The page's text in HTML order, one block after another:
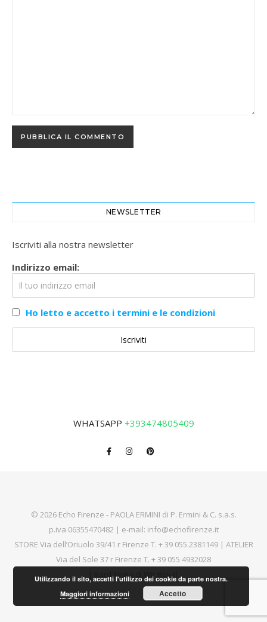
NEWSLETTER
Iscriviti alla nostra newsletter
Indirizzo email:
Ho letto e accetto i termini e le condizioni
WHATSAPP +393474805409
© 2026 Echo Firenze - PAOLA ERMINI di P. Ermini & C. s.a.s.
p.iva 06355470482 | e-mail: info@echofirenze.it
STORE Via dell’Oriuolo 39/41 r Firenze T. + 39 055.2381149| ATELIER
Via del Sole 37 r Firenze T. + 39 055 4932028
Bard Tema di WP Royal
Utilizzando il sito, accetti l'utilizzo dei cookie da parte nostra.
Maggiori informazioni
Accetto